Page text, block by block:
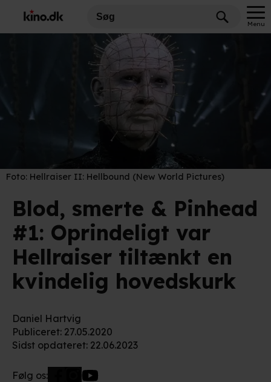
Menu
Foto: Hellraiser II: Hellbound (New World Pictures)
Blod, smerte & Pinhead
#1: Oprindeligt var
Hellraiser tiltænkt en
kvindelig hovedskurk
Daniel Hartvig
Publiceret: 27.05.2020
Sidst opdateret: 22.06.2023
Følg os: